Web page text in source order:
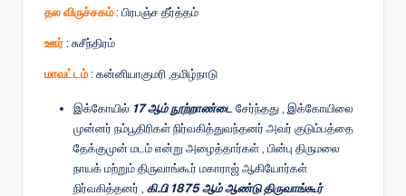
தல விருச்சகம் : பிரபஞ்ச தீர்த்தம்
ஊர் : சுசீந்திரம்
மாவட்டம் : கன்னியாகுமரி ,தமிழ்நாடு
இக்கோயில் 17 ஆம் நூற்றாண்டை சேர்ந்தது , இக்கோயிலை
முன்னர் நம்பூதிரிகள் நிர்வகித்துவந்தனர் அவர் குடும்பத்தை
தேக்குமுன் மடம் என்று அழைத்தார்கள் , பின்பு திருமலை
நாயக் மற்றும் திருவாங்கூர் மகாராஜ் ஆகியோர்கள்
நிர்வகித்தனர் , கி.பி 1875 ஆம் ஆண்டு திருவாங்கூர்